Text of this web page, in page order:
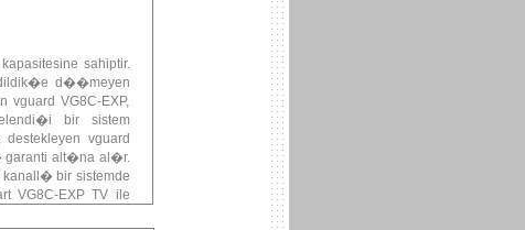
sahiptir.
d��meyen
VG8C-EXP,
bir sistem
vguard
garanti alt�na al�r.
bir sistemde
VG8C-EXP TV ile